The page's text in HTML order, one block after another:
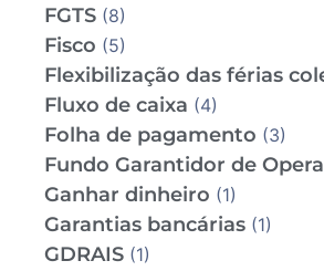
FGTS (8)
Fisco (5)
Flexibilização das férias
Fluxo de caixa (4)
Folha de pagamento (3)
Fundo Garantidor de
Ganhar dinheiro (1)
Garantias bancárias (1)
GDRAIS (1)